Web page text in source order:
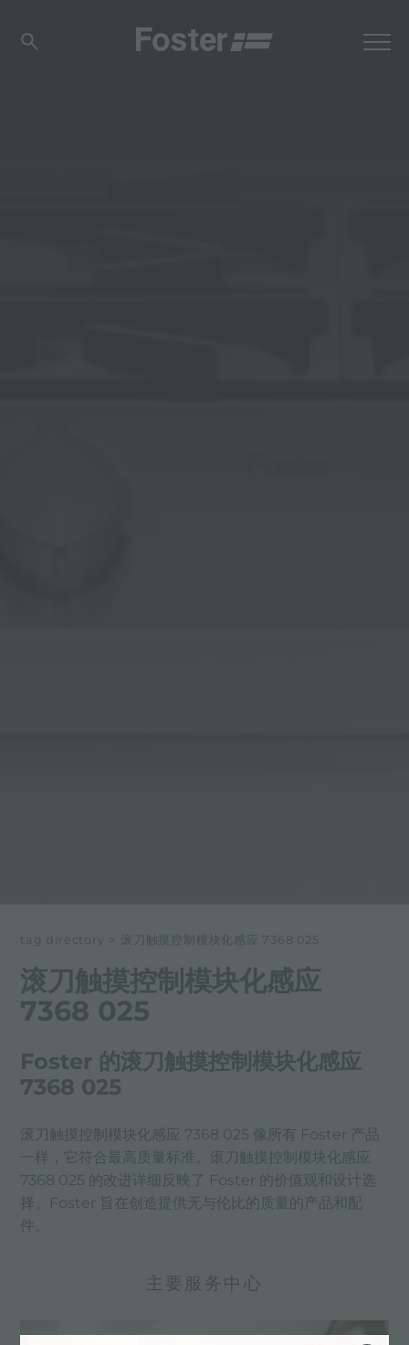
tag directory > 滚刀触摸控制模块化感应 7368 025
滚刀触摸控制模块化感应
7368 025
Foster 的滚刀触摸控制模块化感应
7368 025
滚刀触摸控制模块化感应 7368 025 像所有 Foster 产品
一样，它符合最高质量标准。滚刀触摸控制模块化感应
7368 025 的改进详细反映了 Foster 的价值观和设计选
择。Foster 旨在创造提供无与伦比的质量的产品和配
件。
主要服务中心